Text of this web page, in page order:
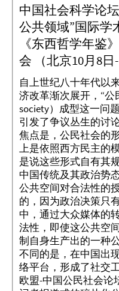
中国社会科学论
公共领域”国际学
《东西哲学年鉴
会 （北京10月8日-
自上世纪八十年代以
济改革渐次展开，“公
society）成型这一问
引发了争议丛生的讨
焦点是，公民社会的
上是依照西方民主的
是说这些形式自有其
中国传统及其政治势
公共空间对合法性的
的，因为政治决策只
中，通过大众媒体的
法性，即使这公共空
制自身生产出的一种
不同的是，在中国出
络平台，形成了社交
欧盟-中国公民社会论